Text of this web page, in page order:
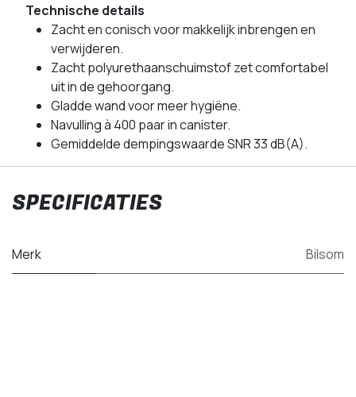
Technische details
Zacht en conisch voor makkelijk inbrengen en
verwijderen.
Zacht polyurethaanschuimstof zet comfortabel
uit in de gehoorgang.
Gladde wand voor meer hygiëne.
Navulling à 400 paar in canister.
Gemiddelde dempingswaarde SNR 33 dB(A).
SPECIFICATIES
Merk Bilsom